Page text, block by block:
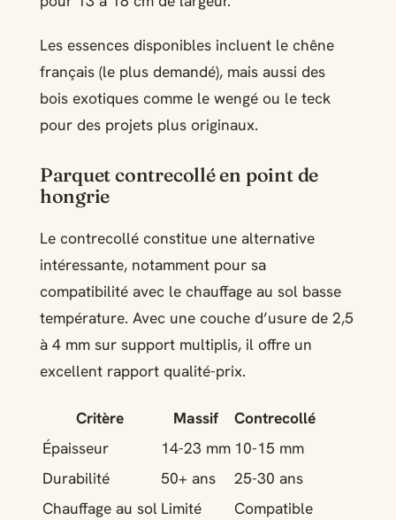
Les essences disponibles incluent le chêne
français (le plus demandé), mais aussi des
bois exotiques comme le wengé ou le teck
pour des projets plus originaux.
Parquet contrecollé en point de
hongrie
Le contrecollé constitue une alternative
intéressante, notamment pour sa
compatibilité avec le chauffage au sol basse
température. Avec une couche d’usure de 2,5
à 4 mm sur support multiplis, il offre un
excellent rapport qualité-prix.
Critère Massif
Contrecollé
Épaisseur
14-23 mm 10-15 mm
Durabilité
50+ ans
25-30 ans
Chauffage au sol Limité
Compatible